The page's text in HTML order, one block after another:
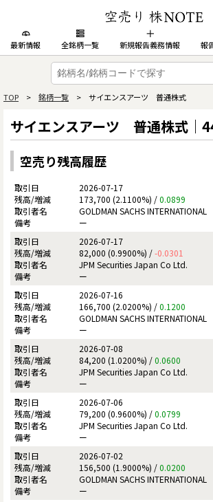
最新情報 全銘柄一覧 新規報告義務情報 報
TOP > 銘柄一覧 > サイエンスアーツ 普通株式
サイエンスアーツ 普通株式｜
空売り残高履歴
2026-07-17
173,700 (2.1100%) /0.0899
GOLDMAN SACHS INTERNATIONAL
ー
2026-07-17
82,000 (0.9900%) /-0.0301
JPM Securities Japan Co Ltd.
ー
2026-07-16
166,700 (2.0200%) /0.1200
GOLDMAN SACHS INTERNATIONAL
ー
2026-07-08
84,200 (1.0200%) /0.0600
JPM Securities Japan Co Ltd.
ー
2026-07-06
79,200 (0.9600%) /0.0799
JPM Securities Japan Co Ltd.
ー
2026-07-02
156,500 (1.9000%) /0.0200
GOLDMAN SACHS INTERNATIONAL
ー